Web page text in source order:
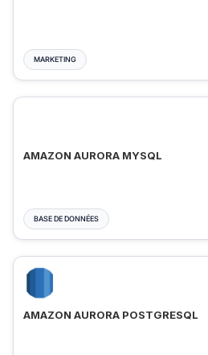
MARKETING
AMAZON AURORA MYSQL
BASE DE DONNÉES
AMAZON AURORA POSTGRESQL